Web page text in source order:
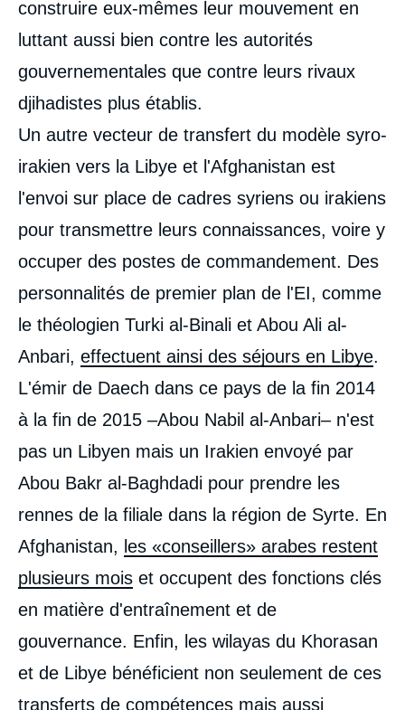
construire eux-mêmes leur mouvement en
luttant aussi bien contre les autorités
gouvernementales que contre leurs rivaux
djihadistes plus établis.
Un autre vecteur de transfert du modèle syro-
irakien vers la Libye et l'Afghanistan est
l'envoi sur place de cadres syriens ou irakiens
pour transmettre leurs connaissances, voire y
occuper des postes de commandement. Des
personnalités de premier plan de l'EI, comme
le théologien Turki al-Binali et Abou Ali al-
Anbari, effectuent ainsi des séjours en Libye.
L'émir de Daech dans ce pays de la fin 2014
à la fin de 2015 –Abou Nabil al-Anbari– n'est
pas un Libyen mais un Irakien envoyé par
Abou Bakr al-Baghdadi pour prendre les
rennes de la filiale dans la région de Syrte. En
Afghanistan, les «conseillers» arabes restent
plusieurs mois et occupent des fonctions clés
en matière d'entraînement et de
gouvernance. Enfin, les wilayas du Khorasan
et de Libye bénéficient non seulement de ces
transferts de compétences mais aussi